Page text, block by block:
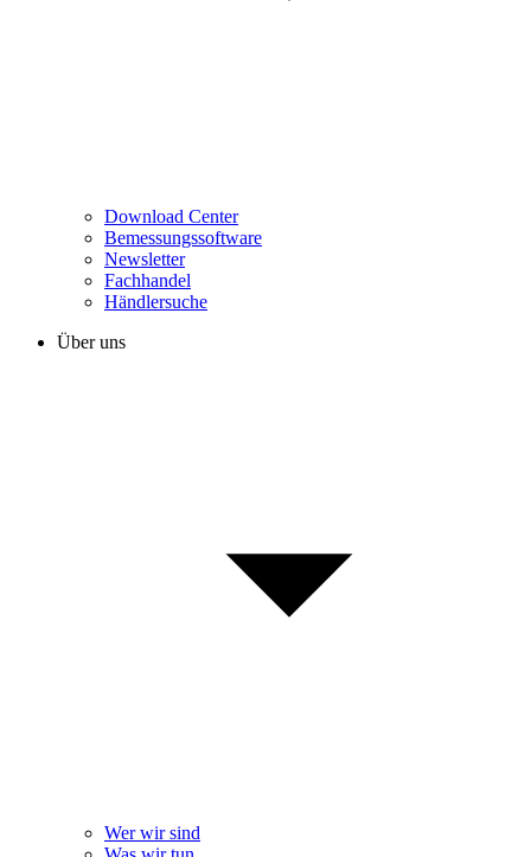
Download Center
Bemessungssoftware
Newsletter
Fachhandel
Händlersuche
Über uns
Wer wir sind